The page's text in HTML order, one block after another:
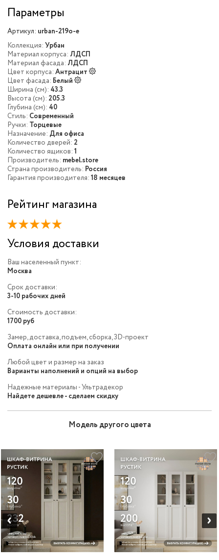
Параметры
Артикул: urban-219o-e
Коллекция: Урбан
Материал корпуса: ЛДСП
Материал фасада: ЛДСП
Цвет корпуса: Антрацит
Цвет фасада: Белый
Ширина (см): 43.3
Высота (см): 205.3
Глубина (см): 40
Стиль: Современный
Ручки: Торцевые
Назначение: Для офиса
Количество дверей: 2
Количество ящиков: 1
Производитель: mebel.store
Страна производитель: Россия
Гарантия производителя: 18 месяцев
Рейтинг магазина
Условия доставки
Ваш населенный пункт:
Москва
Срок доставки:
3-10 рабочих дней
Стоимость доставки:
1700 руб
Замер, доставка, подъем, сборка, 3D-проект
Оплата онлайн или при получении
Любой цвет и размер на заказ
Варианты наполнений и опций на выбор
Надежные материалы - Ультрадекор
Найдете дешевле - сделаем скидку
Модель другого цвета